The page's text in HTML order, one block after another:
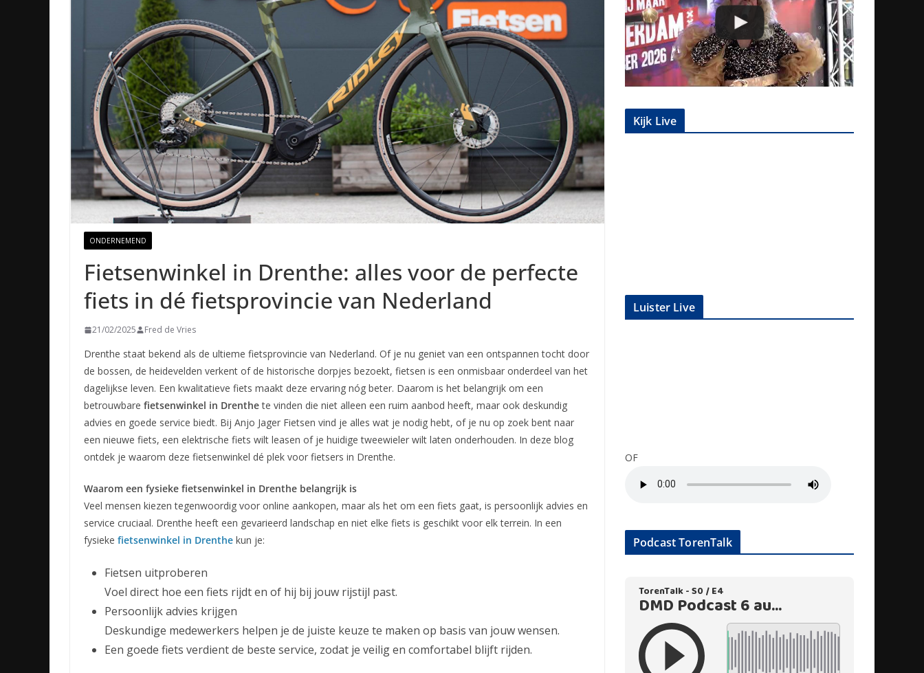
ONDERNEMEND
Fietsenwinkel in Drenthe: alles voor de perfecte
fiets in dé fietsprovincie van Nederland
21/02/2025 Fred de Vries
Drenthe staat bekend als de ultieme fietsprovincie van Nederland. Of je nu geniet van een ontspannen tocht door
de bossen, de heidevelden verkent of de historische dorpjes bezoekt, fietsen is een onmisbaar onderdeel van het
dagelijkse leven. Een kwalitatieve fiets maakt deze ervaring nóg beter. Daarom is het belangrijk om een
betrouwbare fietsenwinkel in Drenthete vinden die niet alleen een ruim aanbod heeft, maar ook deskundig
advies en goede service biedt. Bij Anjo Jager Fietsen vind je alles wat je nodig hebt, of je nu op zoek bent naar
een nieuwe fiets, een elektrische fiets wilt leasen of je huidige tweewieler wilt laten onderhouden. In deze blog
ontdek je waarom deze fietsenwinkel dé plek voor fietsers in Drenthe.
Waarom een fysieke fietsenwinkel in Drenthe belangrijk is
Veel mensen kiezen tegenwoordig voor online aankopen, maar als het om een fiets gaat, is persoonlijk advies en
service cruciaal. Drenthe heeft een gevarieerd landschap en niet elke fiets is geschikt voor elk terrein. In een
fysieke fietsenwinkel in Drenthe kun je:
Fietsen uitproberen
Voel direct hoe een fiets rijdt en of hij bij jouw rijstijl past.
Persoonlijk advies krijgen
Deskundige medewerkers helpen je de juiste keuze te maken op basis van jouw wensen.
Een goede fiets verdient de beste service, zodat je veilig en comfortabel blijft rijden.
Kijk Live
Luister Live
OF
Podcast TorenTalk